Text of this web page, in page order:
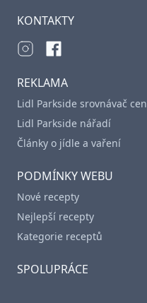
KONTAKTY
REKLAMA
Lidl Parkside srovnávač cen
Lidl Parkside nářadí
Články o jídle a vaření
PODMÍNKY WEBU
Nové recepty
Nejlepší recepty
Kategorie receptů
SPOLUPRÁCE